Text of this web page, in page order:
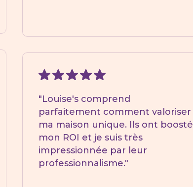
"Louise's comprend
parfaitement comment valoriser
ma maison unique. Ils ont boosté
mon ROI et je suis très
impressionnée par leur
professionnalisme."